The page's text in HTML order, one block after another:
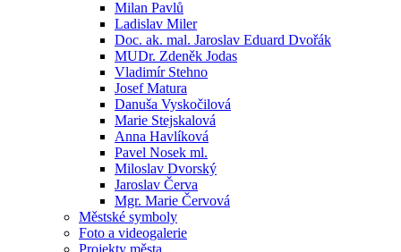
Milan Pavlů
Ladislav Miler
Doc. ak. mal. Jaroslav Eduard Dvořák
MUDr. Zdeněk Jodas
Vladimír Stehno
Josef Matura
Danuša Vyskočilová
Marie Stejskalová
Anna Havlíková
Pavel Nosek ml.
Miloslav Dvorský
Jaroslav Červa
Mgr. Marie Červová
Městské symboly
Foto a videogalerie
Projekty města